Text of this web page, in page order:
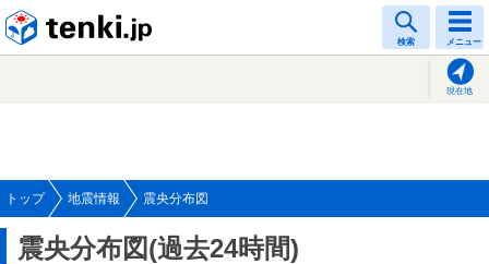
検索 メニュー
現在地
トップ 地震情報 震央分布図
震央分布図(過去24時間)